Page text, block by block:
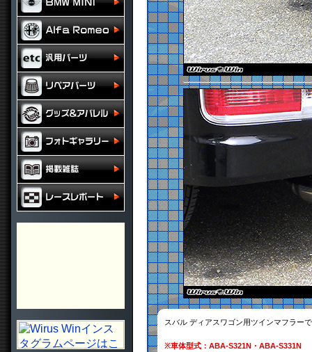
スバル ディアスワゴン用ツインマフラー
※車体型式：ABA-S321N・ABA-S331N